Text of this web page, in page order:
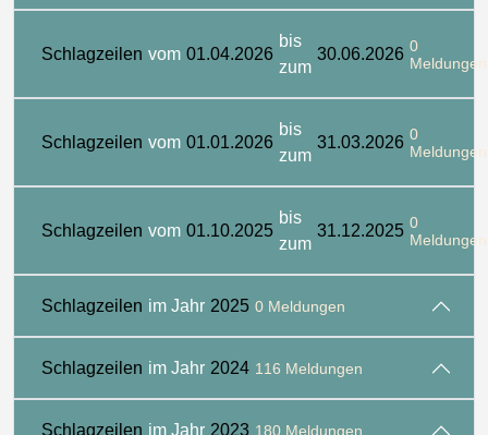
Schlagzeilen vom 01.04.2026
bis
zum
30.06.2026 0
Meldungen
Schlagzeilen vom 01.01.2026
bis
zum
31.03.2026 0
Meldungen
Schlagzeilen vom 01.10.2025
bis
zum
31.12.2025 0
Meldungen
Schlagzeilen im Jahr 2025 0 Meldungen
Schlagzeilen im Jahr 2024 116 Meldungen
Schlagzeilen im Jahr 2023 180 Meldungen